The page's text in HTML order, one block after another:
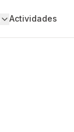
Actividades